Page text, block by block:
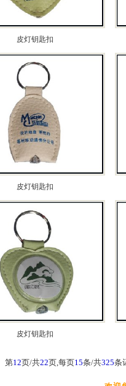
皮灯钥匙扣
皮灯钥匙扣
皮灯钥匙扣
第12页/共22页,每页15条/共325条